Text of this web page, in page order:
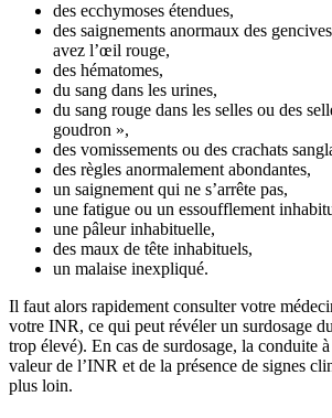
des ecchymoses étendues,
des saignements anormaux des
avez l’œil rouge,
des hématomes,
du sang dans les urines,
du sang rouge dans les selles ou des
goudron »,
des vomissements ou des crachats
des règles anormalement abondantes,
un saignement qui ne s’arrête pas,
une fatigue ou un essoufflement
une pâleur inhabituelle,
des maux de tête inhabituels,
un malaise inexpliqué.
Il faut alors rapidement consulter votre
votre INR, ce qui peut révéler un surdosage
trop élevé). En cas de surdosage, la conduite
valeur de l’INR et de la présence de signes
plus loin.